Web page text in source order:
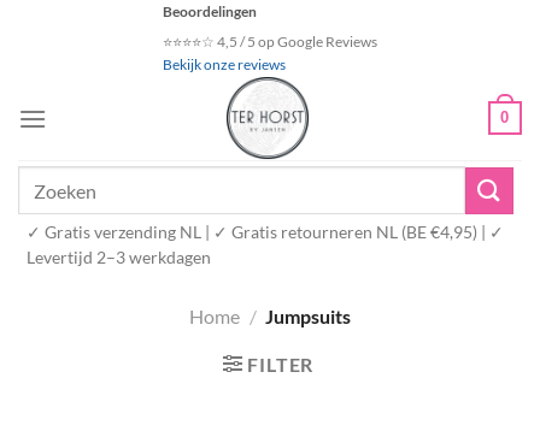
Beoordelingen
⭐⭐⭐⭐☆ 4,5 / 5 op Google Reviews
Bekijk onze reviews
0
✓ Gratis verzending NL | ✓ Gratis retourneren NL (BE €4,95) | ✓
Levertijd 2–3 werkdagen
Home / Jumpsuits
FILTER